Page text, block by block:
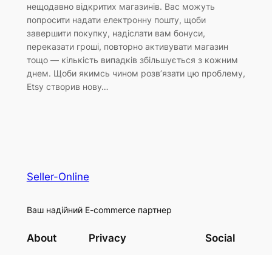
нещодавно відкритих магазинів. Вас можуть
попросити надати електронну пошту, щоби
завершити покупку, надіслати вам бонуси,
переказати гроші, повторно активувати магазин
тощо — кількість випадків збільшується з кожним
днем. Щоби якимсь чином розв’язати цю проблему,
Etsy створив нову…
Seller-Online
Ваш надійний E-commerce партнер
About Privacy Social